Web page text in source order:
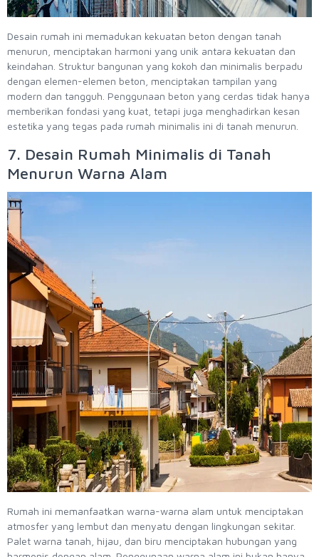
Desain rumah ini memadukan kekuatan beton dengan tanah
menurun, menciptakan harmoni yang unik antara kekuatan dan
keindahan. Struktur bangunan yang kokoh dan minimalis berpadu
dengan elemen-elemen beton, menciptakan tampilan yang
modern dan tangguh. Penggunaan beton yang cerdas tidak hanya
memberikan fondasi yang kuat, tetapi juga menghadirkan kesan
estetika yang tegas pada rumah minimalis ini di tanah menurun.
7. Desain Rumah Minimalis di Tanah
Menurun Warna Alam
Rumah ini memanfaatkan warna-warna alam untuk menciptakan
atmosfer yang lembut dan menyatu dengan lingkungan sekitar.
Palet warna tanah, hijau, dan biru menciptakan hubungan yang